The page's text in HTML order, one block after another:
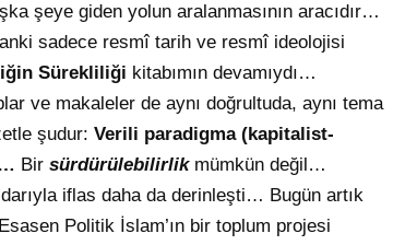
şeye giden yolun aralanmasının aracıdır…
sadece resmî tarih ve resmî ideolojisi
Sürekliliği kitabımın devamıydı…
ve makaleler de aynı doğrultuda, aynı tema
şudur: Verili paradigma (kapitalist-
Bir sürdürülebilirlik mümkün değil…
iflas daha da derinleşti… Bugün artık
Politik İslam’ın bir toplum projesi